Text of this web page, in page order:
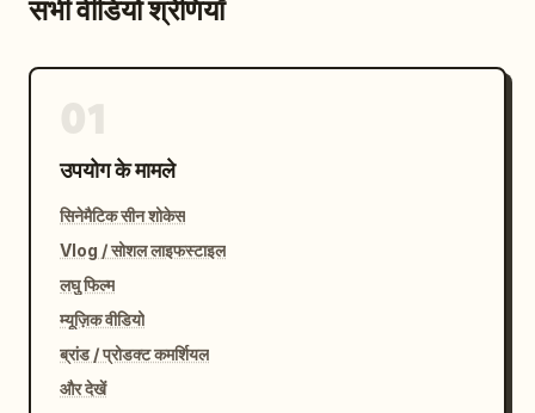
सभी वीडियो श्रेणियाँ
उपयोग के मामले
सिनेमैटिक सीन शोकेस
Vlog / सोशल लाइफस्टाइल
लघु फिल्म
म्यूज़िक वीडियो
ब्रांड / प्रोडक्ट कमर्शियल
और देखें